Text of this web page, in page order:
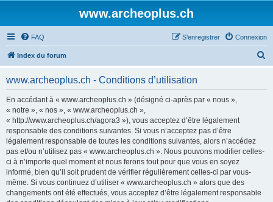
www.archeoplus.ch
FAQ Connexion
S’enregistrer
Index du forum
www.archeoplus.ch - Conditions d’utilisation
En accédant à « www.archeoplus.ch » (désigné ci-après par « nous »,
« notre », « nos », « www.archeoplus.ch »,
« http://www.archeoplus.ch/agora3 »), vous acceptez d’être légalement
responsable des conditions suivantes. Si vous n’acceptez pas d’être
légalement responsable de toutes les conditions suivantes, alors n’accédez
pas et/ou n’utilisez pas « www.archeoplus.ch ». Nous pouvons modifier celles-
ci à n’importe quel moment et nous ferons tout pour que vous en soyez
informé, bien qu’il soit prudent de vérifier régulièrement celles-ci par vous-
même. Si vous continuez d’utiliser « www.archeoplus.ch » alors que des
changements ont été effectués, vous acceptez d’être légalement responsable